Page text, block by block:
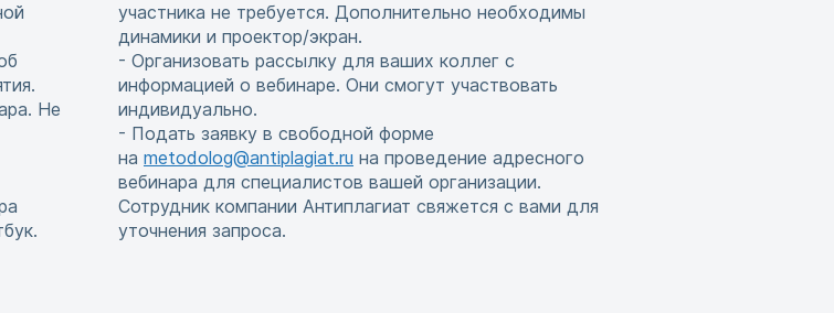
Не
участника не требуется. Дополнительно необходимы
динамики и проектор/экран.
- Организовать рассылку для ваших коллег с
информацией о вебинаре. Они смогут участвовать
индивидуально.
- Подать заявку в свободной форме
на metodolog@antiplagiat.ru на проведение адресного
вебинара для специалистов вашей организации.
Сотрудник компании Антиплагиат свяжется с вами для
уточнения запроса.